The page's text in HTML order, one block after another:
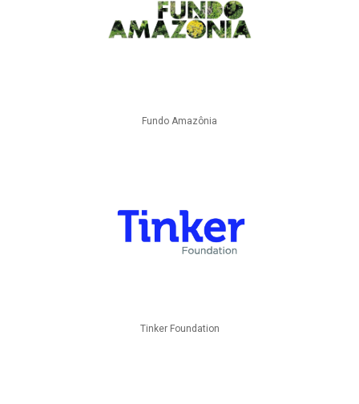
Fundo Amazônia
Tinker Foundation